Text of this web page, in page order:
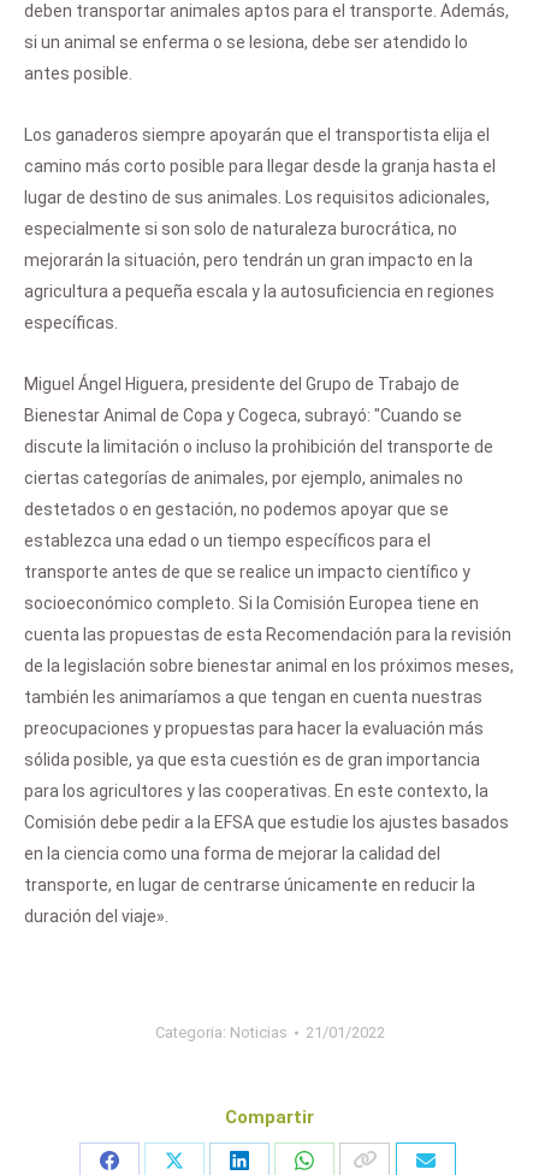
deben transportar animales aptos para el transporte. Además,
si un animal se enferma o se lesiona, debe ser atendido lo
antes posible.
Los ganaderos siempre apoyarán que el transportista elija el
camino más corto posible para llegar desde la granja hasta el
lugar de destino de sus animales. Los requisitos adicionales,
especialmente si son solo de naturaleza burocrática, no
mejorarán la situación, pero tendrán un gran impacto en la
agricultura a pequeña escala y la autosuficiencia en regiones
específicas.
Miguel Ángel Higuera, presidente del Grupo de Trabajo de
Bienestar Animal de Copa y Cogeca, subrayó: "Cuando se
discute la limitación o incluso la prohibición del transporte de
ciertas categorías de animales, por ejemplo, animales no
destetados o en gestación, no podemos apoyar que se
establezca una edad o un tiempo específicos para el
transporte antes de que se realice un impacto científico y
socioeconómico completo. Si la Comisión Europea tiene en
cuenta las propuestas de esta Recomendación para la revisión
de la legislación sobre bienestar animal en los próximos meses,
también les animaríamos a que tengan en cuenta nuestras
preocupaciones y propuestas para hacer la evaluación más
sólida posible, ya que esta cuestión es de gran importancia
para los agricultores y las cooperativas. En este contexto, la
Comisión debe pedir a la EFSA que estudie los ajustes basados
en la ciencia como una forma de mejorar la calidad del
transporte, en lugar de centrarse únicamente en reducir la
duración del viaje».
Categoria: Noticias 21/01/2022
Compartir